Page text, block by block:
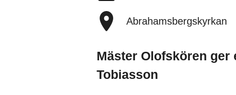
Plats:
Abrahamsbergskyrkan
Mäster Olofskören
Tobiasson